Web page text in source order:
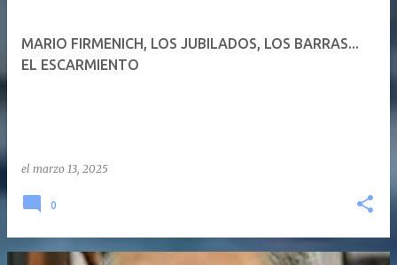
MARIO FIRMENICH, LOS JUBILADOS, LOS BARRAS...
EL ESCARMIENTO
el marzo 13, 2025
0